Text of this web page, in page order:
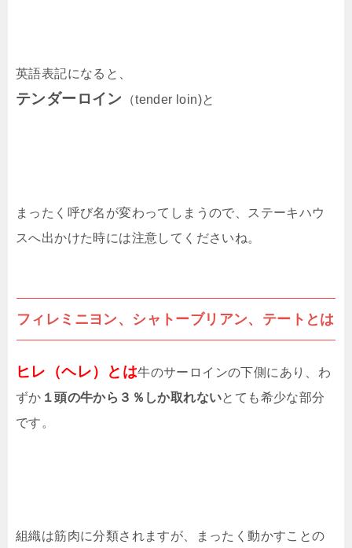
英語表記になると、
テンダーロイン （tender loin)と
まったく呼び名が変わってしまうので、ステーキハウ
スへ出かけた時には注意してくださいね。
フィレミニヨン、シャトーブリアン、テートとは
ヒレ（ヘレ）とは牛のサーロインの下側にあり、わ
ずか １頭の牛から３％しか取れないとても希少な部分
です。
組織は筋肉に分類されますが、まったく動かすことの